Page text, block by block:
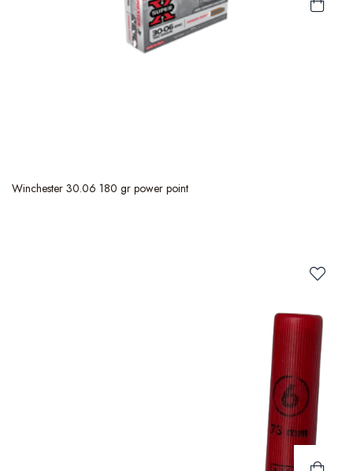
Winchester 30.06 180 gr power point